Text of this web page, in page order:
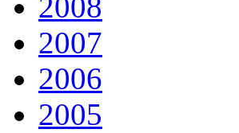
2008
2007
2006
2005